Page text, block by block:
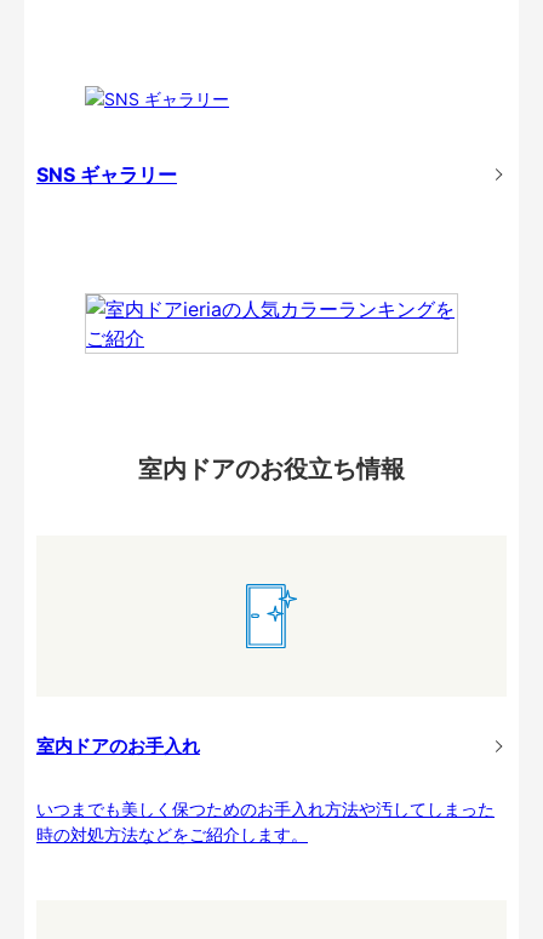
SNS ギャラリー
室内ドアのお役立ち情報
室内ドアのお手入れ
いつまでも美しく保つためのお手入れ方法や汚してしまった
時の対処方法などをご紹介します。